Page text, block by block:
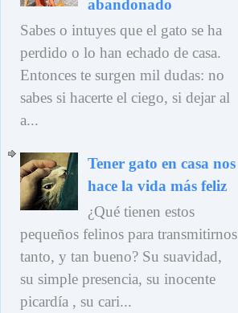
abandonado
Sabes o intuyes que el gato se ha
perdido o lo han echado de casa.
Entonces te surgen mil dudas: no
sabes si hacerte el ciego, si dejar al
a...
Tener gato en casa nos
hace la vida más feliz
¿Qué tienen estos
pequeños felinos para transmitirnos
tanto, y tan bueno? Su suavidad,
su simple presencia, su inocente
picardía , su cari...